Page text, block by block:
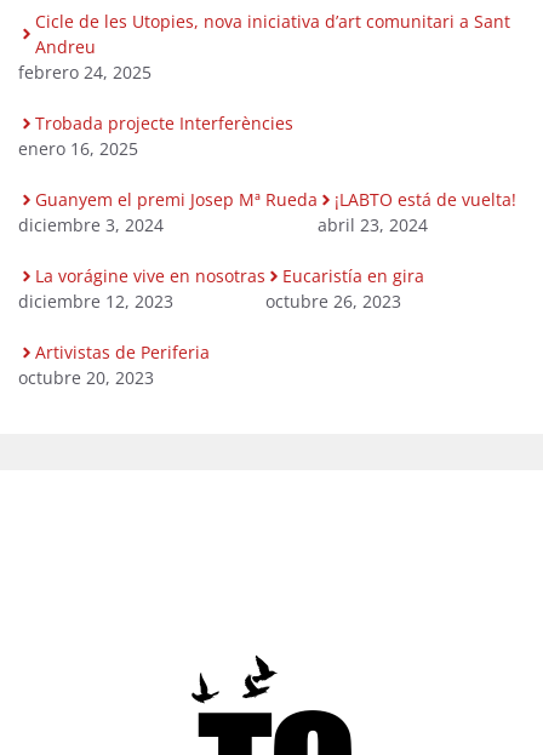
Cicle de les Utopies, nova iniciativa d’art comunitari a Sant
Andreu
febrero 24, 2025
Trobada projecte Interferències
enero 16, 2025
Guanyem el premi Josep Mª Rueda
diciembre 3, 2024
¡LABTO está de vuelta!
abril 23, 2024
La vorágine vive en nosotras
diciembre 12, 2023
Eucaristía en gira
octubre 26, 2023
Artivistas de Periferia
octubre 20, 2023